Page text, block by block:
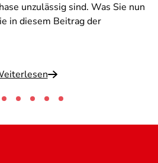
unzulässig sind. Was Sie nun
in diesem Beitrag der